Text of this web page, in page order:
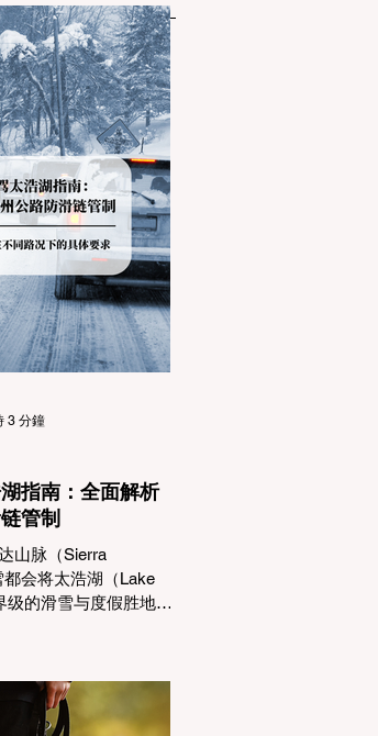
指南：全面解析
管制
山脉（Sierra
会将太浩湖（Lake
级的滑雪与度假胜地。
严格的防滑链管制
不了解这些规定，不
3 分鐘